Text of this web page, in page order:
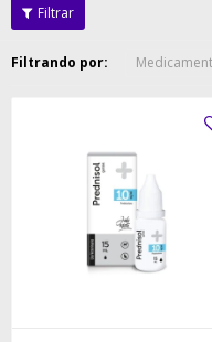
Filtrando por: